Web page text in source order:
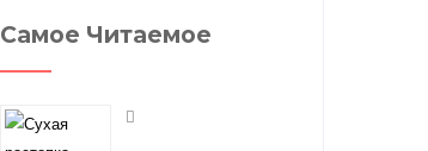
Самое Читаемое